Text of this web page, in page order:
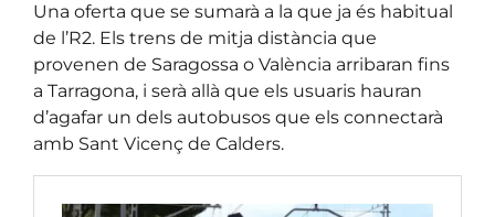
Una oferta que se sumarà a la que ja és habitual
de l’R2. Els trens de mitja distància que
provenen de Saragossa o València arribaran fins
a Tarragona, i serà allà que els usuaris hauran
d’agafar un dels autobusos que els connectarà
amb Sant Vicenç de Calders.